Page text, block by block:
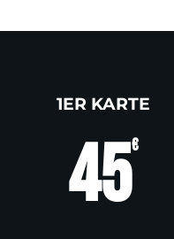
1ER KARTE
45€